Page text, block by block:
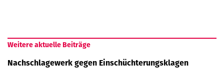
Weitere aktuelle Beiträge
Nachschlagewerk gegen Einschüchterungsklagen